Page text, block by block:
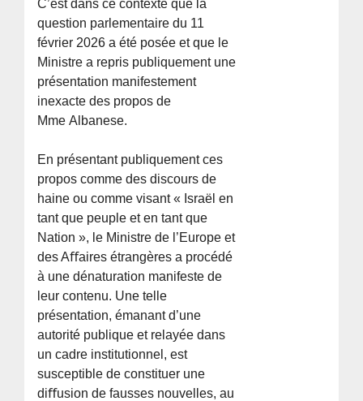
C’est dans ce contexte que la
question parlementaire du 11
février 2026 a été posée et que le
Ministre a repris publiquement une
présentation manifestement
inexacte des propos de
Mme Albanese.
En présentant publiquement ces
propos comme des discours de
haine ou comme visant « Israël en
tant que peuple et en tant que
Nation », le Ministre de l’Europe et
des Aﬀaires étrangères a procédé
à une dénaturation manifeste de
leur contenu. Une telle
présentation, émanant d’une
autorité publique et relayée dans
un cadre institutionnel, est
susceptible de constituer une
diﬀusion de fausses nouvelles, au